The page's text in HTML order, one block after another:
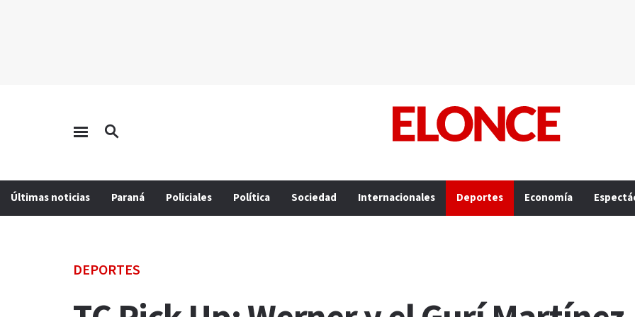
Últimas noticias Paraná Policiales Política Sociedad Internacionales Deportes Economía
DEPORTES